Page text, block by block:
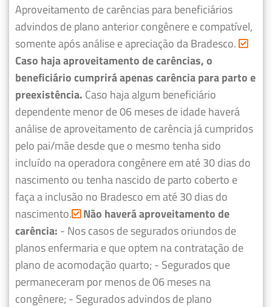
Aproveitamento de carências para beneficiários
advindos de plano anterior congênere e compatível,
somente após análise e apreciação da Bradesco.
Caso haja aproveitamento de carências, o
beneficiário cumprirá apenas carência para parto e
preexistência. Caso haja algum beneficiário
dependente menor de 06 meses de idade haverá
análise de aproveitamento de carência já cumpridos
pelo pai/mãe desde que o mesmo tenha sido
incluído na operadora congênere em até 30 dias do
nascimento ou tenha nascido de parto coberto e
faça a inclusão no Bradesco em até 30 dias do
nascimento. Não haverá aproveitamento de
carência: - Nos casos de segurados oriundos de
planos enfermaria e que optem na contratação de
plano de acomodação quarto; - Segurados que
permaneceram por menos de 06 meses na
congênere; - Segurados advindos de plano